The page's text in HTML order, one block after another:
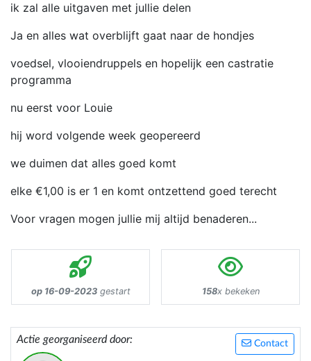
ik zal alle uitgaven met jullie delen
Ja en alles wat overblijft gaat naar de hondjes
voedsel, vlooiendruppels en hopelijk een castratie
programma
nu eerst voor Louie
hij word volgende week geopereerd
we duimen dat alles goed komt
elke €1,00 is er 1 en komt ontzettend goed terecht
Voor vragen mogen jullie mij altijd benaderen...
op 16-09-2023gestart 158x bekeken
Contact
Actie georganiseerd door: